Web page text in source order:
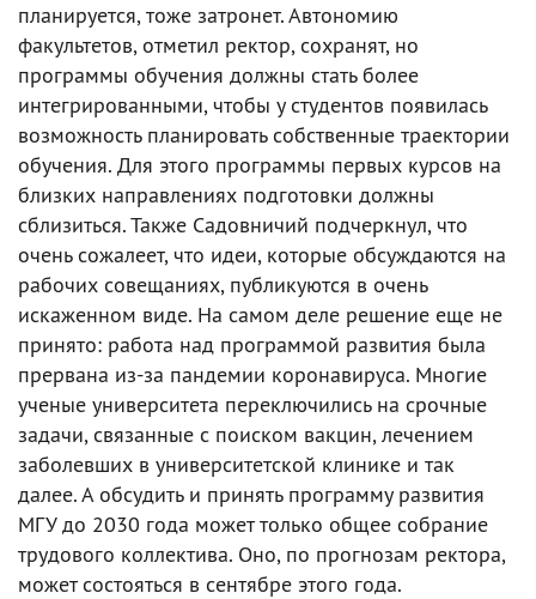
планируется, тоже затронет. Автономию
факультетов, отметил ректор, сохранят, но
программы обучения должны стать более
интегрированными, чтобы у студентов появилась
возможность планировать собственные траектории
обучения. Для этого программы первых курсов на
близких направлениях подготовки должны
сблизиться. Также Садовничий подчеркнул, что
очень сожалеет, что идеи, которые обсуждаются на
рабочих совещаниях, публикуются в очень
искаженном виде. На самом деле решение еще не
принято: работа над программой развития была
прервана из-за пандемии коронавируса. Многие
ученые университета переключились на срочные
задачи, связанные с поиском вакцин, лечением
заболевших в университетской клинике и так
далее. А обсудить и принять программу развития
МГУ до 2030 года может только общее собрание
трудового коллектива. Оно, по прогнозам ректора,
может состояться в сентябре этого года.